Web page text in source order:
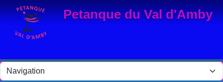
Petanque du Val d'Amby
Panneau de gestion des cookies